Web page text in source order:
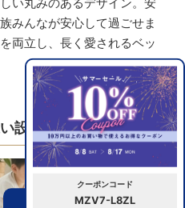
クーポンコード
MZV7-L8ZL
い丸みのあるデザイン。安
みんなが安心して過ごせま
両立し、長く愛されるベッ
設計で安全